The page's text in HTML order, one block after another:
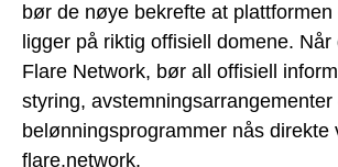
bør de nøye bekrefte at plattformen
ligger på riktig offisiell domene.
Flare Network, bør all offisiell
styring, avstemningsarrangementer
belønningsprogrammer nås direkte
flare.network.